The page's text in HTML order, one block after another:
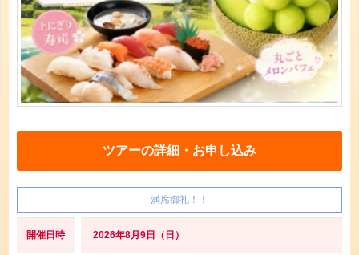
ツアーの詳細・お申し込み
満席御礼！！
開催日時 2026年8月9日（日）